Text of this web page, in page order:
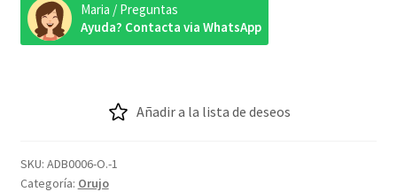
Maria / Preguntas
Ayuda? Contacta via WhatsApp
Añadir a la lista de deseos
SKU: ADB0006-O.-1
Categoría: Orujo